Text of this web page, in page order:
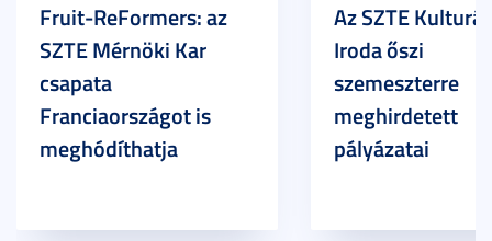
Fruit-ReFormers: az
SZTE Mérnöki Kar
csapata
Franciaországot is
meghódíthatja
Az SZTE
Iroda őszi
szemeszterre
meghirdetett
pályázatai